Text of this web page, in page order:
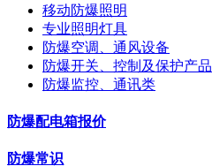
移动防爆照明
专业照明灯具
防爆空调、通风设备
防爆开关、控制及保护产品
防爆监控、通讯类
防爆配电箱报价
防爆常识